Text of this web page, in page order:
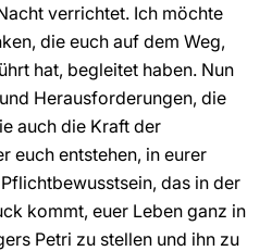
verrichtet. Ich möchte
die euch auf dem Weg,
hat, begleitet haben. Nun
Herausforderungen, die
auch die Kraft der
euch entstehen, in eurer
das in der
kommt, euer Leben ganz in
Petri zu stellen und ihn zu